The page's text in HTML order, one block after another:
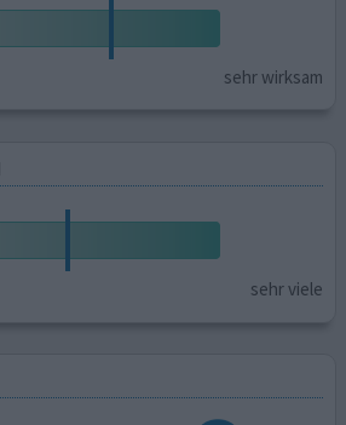
sehr wirksam
sehr viele